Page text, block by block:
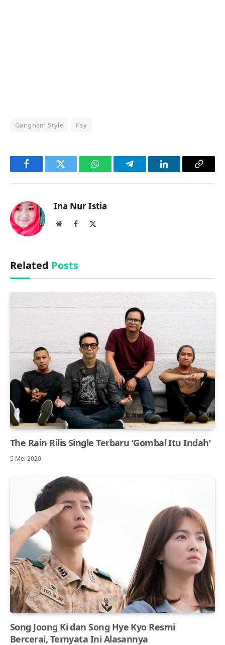
Gangnam Style Psy
FacebookTwitter WhatsAppTelegramLinkedInCopy
Ina Nur Istia
WebsiteFacebook
Related Posts
The Rain Rilis Single Terbaru ‘Gombal Itu Indah’
5 Mei 2020
Song Joong Ki dan Song Hye Kyo Resmi
Bercerai, Ternyata Ini Alasannya